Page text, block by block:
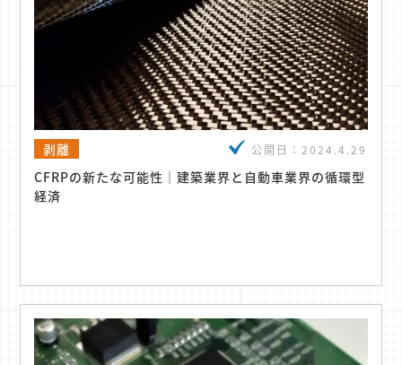
剥離 公開日： 2024.4.29
CFRPの新たな可能性｜建築業界と自動車業界の循環型
経済